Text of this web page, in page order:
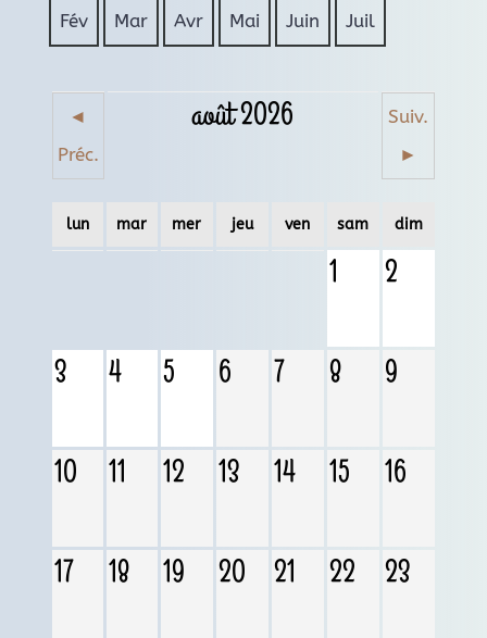
Fév Mar Avr Mai Juin Juil
◄
Préc.
août 2026
Suiv.
►
lun mar mer jeu ven sam dim
1 2
3 4 5 6 7 8 9
10 11 12 13 14 15 16
17 18 19 20 21 22 23